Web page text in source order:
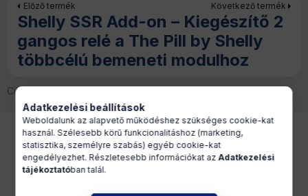
Előző termék Következő termék
Shelly SSR Add-on – Kiegészítő 2
gangos relé a The Pill by Shelly
többcélú bemeneti modulhoz
Cikkszám:
Adatkezelési beállítások
Weboldalunk az alapvető működéshez szükséges cookie-kat
használ. Szélesebb körű funkcionalitáshoz (marketing,
statisztika, személyre szabás) egyéb cookie-kat
engedélyezhet. Részletesebb információkat azAdatkezelési
tájékoztatóban talál.